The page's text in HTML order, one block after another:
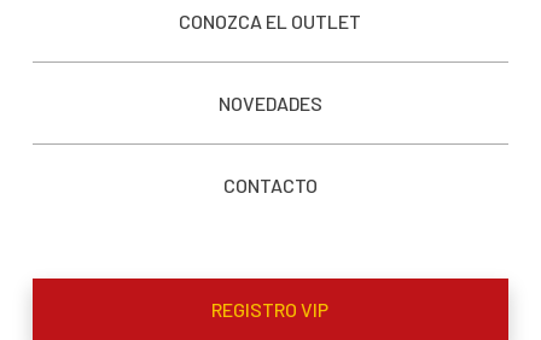
CONOZCA EL OUTLET
NOVEDADES
CONTACTO
REGISTRO VIP